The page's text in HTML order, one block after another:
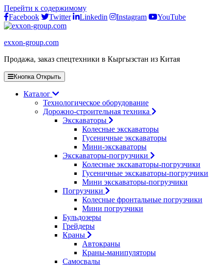
Перейти к содержимому
Facebook
Twitter Linkedin Instagram YouTube
exxon-group.com
Продажа, заказ спецтехники в Кыргызстан из Китая
Кнопка Открыть
Каталог
Технологическое оборудование
Дорожно-строительная техника
Экскаваторы
Колесные экскаваторы
Гусеничные экскаваторы
Мини-экскаваторы
Экскаваторы-погрузчики
Колесные экскаваторы-погрузчики
Гусеничные экскаваторы-погрузчики
Мини экскаваторы-погрузчики
Погрузчики
Колесные фронтальные погрузчики
Мини погрузчики
Бульдозеры
Грейдеры
Краны
Автокраны
Краны-манипуляторы
Самосвалы